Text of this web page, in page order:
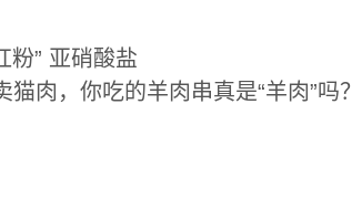
” 亚硝酸盐
，你吃的羊肉串真是“羊肉”吗？